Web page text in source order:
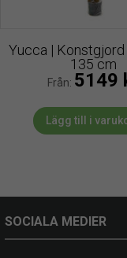
Yucca | Konstgjord
135 cm
Från: 5149
Lägg till i
SOCIALA MEDIER